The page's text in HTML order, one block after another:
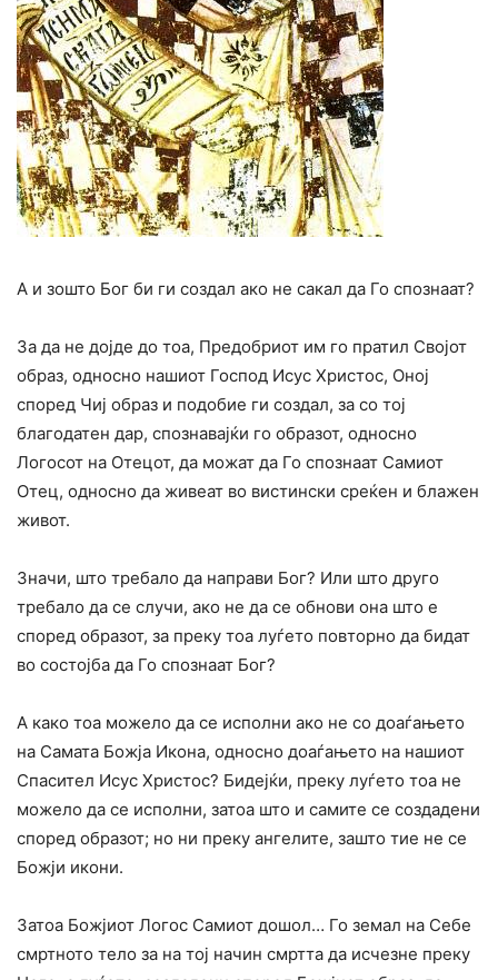
А и зошто Бог би ги создал ако не сакал да Го спознаат?
За да не дојде до тоа, Предобриот им го пратил Својот
образ, односно нашиот Господ Исус Христос, Оној
според Чиј образ и подобие ги создал, за со тој
благодатен дар, спознавајќи го образот, односно
Логосот на Отецот, да можат да Го спознаат Самиот
Отец, односно да живеат во вистински среќен и блажен
живот.
Значи, што требало да направи Бог? Или што друго
требало да се случи, ако не да се обнови она што е
според образот, за преку тоа луѓето повторно да бидат
во состојба да Го спознаат Бог?
А како тоа можело да се исполни ако не со доаѓањето
на Самата Божја Икона, односно доаѓањето на нашиот
Спасител Исус Христос? Бидејќи, преку луѓето тоа не
можело да се исполни, затоа што и самите се создадени
според образот; но ни преку ангелите, зашто тие не се
Божји икони.
Затоа Божјиот Логос Самиот дошол… Го земал на Себе
смртното тело за на тој начин смртта да исчезне преку